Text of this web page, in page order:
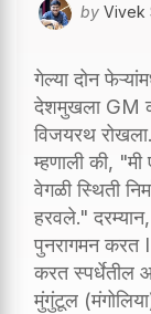
by Vivek
गेल्या दोन
देशमुखला GM
विजयरथ
म्हणाली की,
वेगळी स्थिती
हरवले."
पुनरागमन करत
करत स्पर्धेतील
मुंगुंटूल